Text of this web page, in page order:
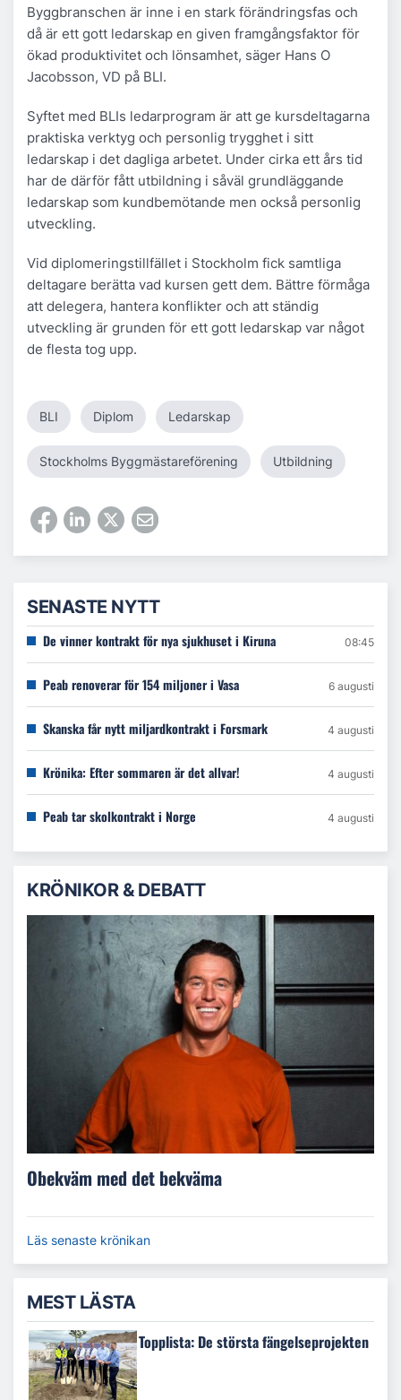
Byggbranschen är inne i en stark förändringsfas och
då är ett gott ledarskap en given framgångsfaktor för
ökad produktivitet och lönsamhet, säger Hans O
Jacobsson, VD på BLI.
Syftet med BLIs ledarprogram är att ge kursdeltagarna
praktiska verktyg och personlig trygghet i sitt
ledarskap i det dagliga arbetet. Under cirka ett års tid
har de därför fått utbildning i såväl grundläggande
ledarskap som kundbemötande men också personlig
utveckling.
Vid diplomeringstillfället i Stockholm fick samtliga
deltagare berätta vad kursen gett dem. Bättre förmåga
att delegera, hantera konflikter och att ständig
utveckling är grunden för ett gott ledarskap var något
de flesta tog upp.
BLI Diplom Ledarskap
Stockholms Byggmästareförening Utbildning
SENASTE NYTT
De vinner kontrakt för nya sjukhuset i Kiruna 08:45
Peab renoverar för 154 miljoner i Vasa 6 augusti
Skanska får nytt miljardkontrakt i Forsmark 4 augusti
Krönika: Efter sommaren är det allvar! 4 augusti
Peab tar skolkontrakt i Norge 4 augusti
KRÖNIKOR & DEBATT
Obekväm med det bekväma
Läs senaste krönikan
MEST LÄSTA
Topplista: De största fängelseprojekten